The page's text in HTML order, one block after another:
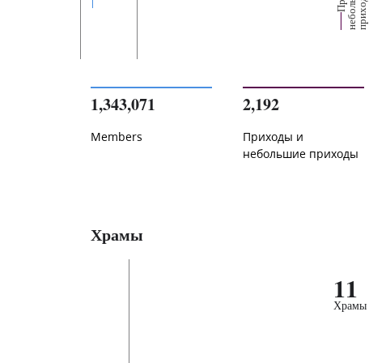
х
ш
ы
1,343,071
Members
2,192
Приходы и
небольшие приходы
Храмы
11
Храмы